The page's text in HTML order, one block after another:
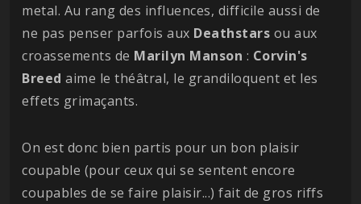
metal. Au rang des influences, difficile aussi de
ne pas penser parfois aux Deathstars ou aux
croassements de Marilyn Manson : Corvin's
Breed aime le théâtral, le grandiloquent et les
effets grimaçants.
On est donc bien partis pour un bon plaisir
coupable (pour ceux qui se sentent encore
coupables de se faire plaisir...) fait de gros riffs